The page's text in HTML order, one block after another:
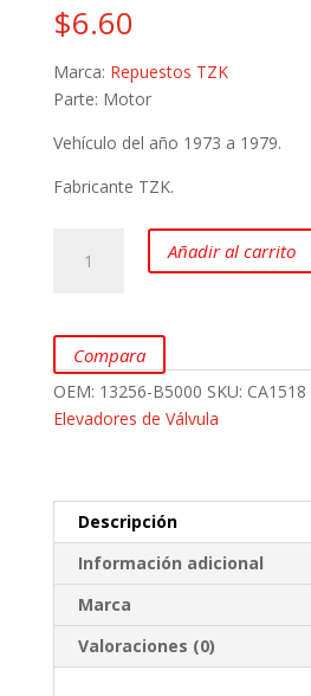
$6.60
Marca: Repuestos TZK
Parte: Motor
Vehículo del año 1973 a 1979.
Fabricante TZK.
Datsun
1500
J15
marca
Añadir al carrito
Compara
OEM: 13256-B5000 SKU: CA1518
Elevadores de Válvula
Descripción
Información adicional
Marca
Valoraciones (0)